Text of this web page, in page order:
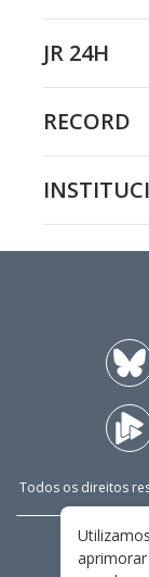
JR 24H
RECORD
Todos os direitos